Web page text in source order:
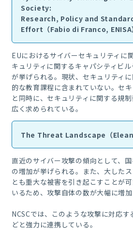
Society:
Research, Policy and
Effort（Fabio di Franco, ENISA
EUにおけるサイバーセキュリティに
キュリティに関するキャパシティビル
が挙げられる。現状、セキュリティ
的な教育課程に含まれていない。セ
と同時に、セキュリティに関する規
広く求められている。
The Threat Landscape（
直近のサイバー攻撃の傾向として、
の増加が挙げられる。また、大した
とも重大な被害を引き起こすことが
いるため、攻撃自体の数が大幅に増加
NCSCでは、このような攻撃に対応
どと強力に連携している。